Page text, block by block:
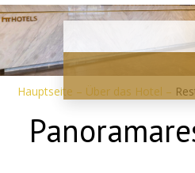
Hauptseite – Über das Hotel –